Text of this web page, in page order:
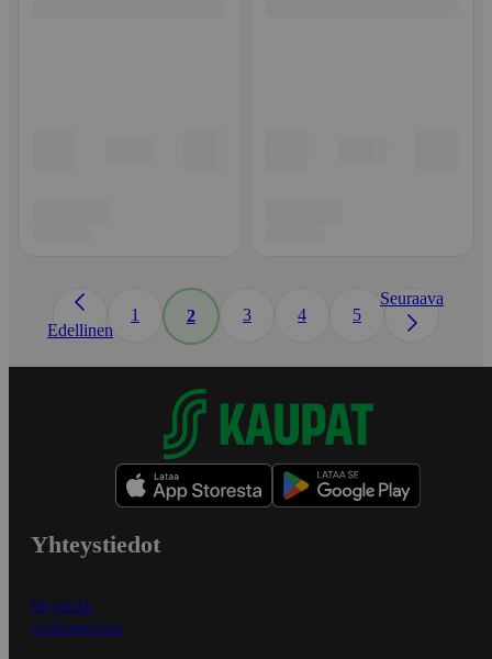
Edellinen
1 2 3 4 5
Seuraava
Yhteystiedot
Myymälät
Asiakaspalvelu